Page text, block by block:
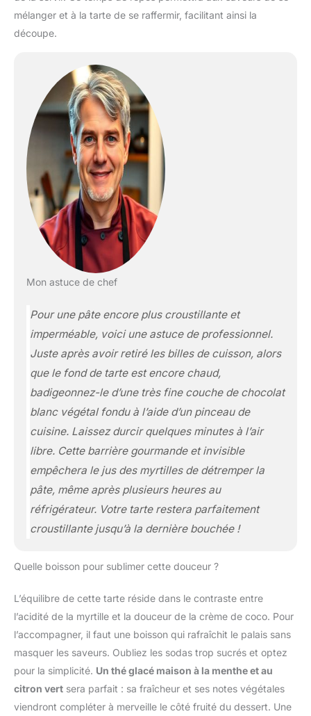
mélanger et à la tarte de se raffermir, facilitant ainsi la
découpe.
Mon astuce de chef
Pour une pâte encore plus croustillante et
imperméable, voici une astuce de professionnel.
Juste après avoir retiré les billes de cuisson, alors
que le fond de tarte est encore chaud,
badigeonnez-le d’une très fine couche de chocolat
blanc végétal fondu à l’aide d’un pinceau de
cuisine. Laissez durcir quelques minutes à l’air
libre. Cette barrière gourmande et invisible
empêchera le jus des myrtilles de détremper la
pâte, même après plusieurs heures au
réfrigérateur. Votre tarte restera parfaitement
croustillante jusqu’à la dernière bouchée !
Quelle boisson pour sublimer cette douceur ?
L’équilibre de cette tarte réside dans le contraste entre
l’acidité de la myrtille et la douceur de la crème de coco. Pour
l’accompagner, il faut une boisson qui rafraîchit le palais sans
masquer les saveurs. Oubliez les sodas trop sucrés et optez
pour la simplicité. Un thé glacé maison à la menthe et au
citron vert sera parfait : sa fraîcheur et ses notes végétales
viendront compléter à merveille le côté fruité du dessert. Une